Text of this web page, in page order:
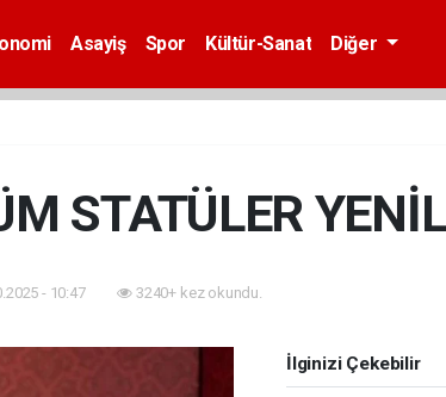
Asayiş Spor Kültür-Sanat Diğer
STATÜLER
- 10:47 3240+ kez okundu.
İlginizi Çekebilir